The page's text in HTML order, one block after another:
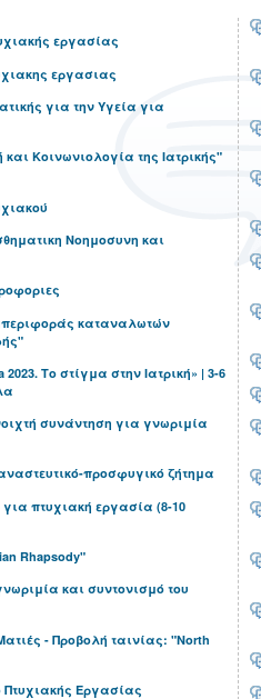
εργασίας
εργασιας
για την Υγεία για
και Κοινωνιολογία της Ιατρικής"
Νοημοσυνη και
καταναλωτών
Το στίγμα στην Ιατρική» | 3-6
συνάντηση για γνωριμία
προσφυγικό ζήτημα
πτυχιακή εργασία (8-10
Rhapsody"
και συντονισμό του
- Προβολή ταινίας: "North
Εργασίας